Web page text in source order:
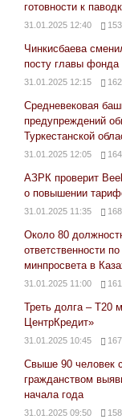
готовности к
31.01.2025 12:40
Чинкисбаева
посту главы фонда
31.01.2025 12:15
Средневековая
предупреждений
Туркестанской
31.01.2025 12:05
АЗРК проверит
о повышении
31.01.2025 11:35
Около 80
ответственности
минпросвета в
31.01.2025 11:00
Треть долга – Т20
ЦентрКредит»
31.01.2025 10:45
Свыше 90 человек
гражданством
начала года
31.01.2025 09:50